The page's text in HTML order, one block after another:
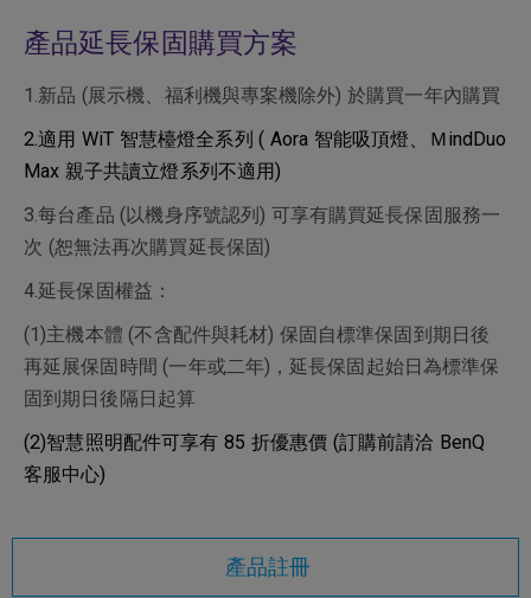
產品延長保固購買方案
1.新品 (展示機、福利機與專案機除外) 於購買一年內購買
2.適用 WiT 智慧檯燈全系列 ( Aora 智能吸頂燈、ＭindDuo
Max 親子共讀立燈系列不適用)
3.每台產品 (以機身序號認列) 可享有購買延長保固服務一
次 (恕無法再次購買延長保固)
4.延長保固權益：
(1)主機本體 (不含配件與耗材) 保固自標準保固到期日後
再延展保固時間 (一年或二年)，延長保固起始日為標準保
固到期日後隔日起算
(2)智慧照明配件可享有 85 折優惠價 (訂購前請洽 BenQ
客服中心)
產品註冊